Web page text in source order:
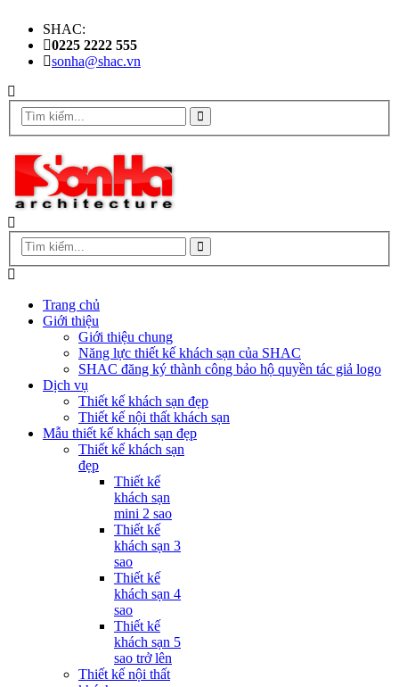
SHAC:
0225 2222 555
sonha@shac.vn
Trang chủ
Giới thiệu
Giới thiệu chung
Năng lực thiết kế khách sạn của SHAC
SHAC đăng ký thành công bảo hộ quyền tác giả logo
Dịch vụ
Thiết kế khách sạn đẹp
Thiết kế nội thất khách sạn
Mẫu thiết kế khách sạn đẹp
Thiết kế khách sạn
đẹp
Thiết kế
khách sạn
mini 2 sao
Thiết kế
khách sạn 3
sao
Thiết kế
khách sạn 4
sao
Thiết kế
khách sạn 5
sao trở lên
Thiết kế nội thất